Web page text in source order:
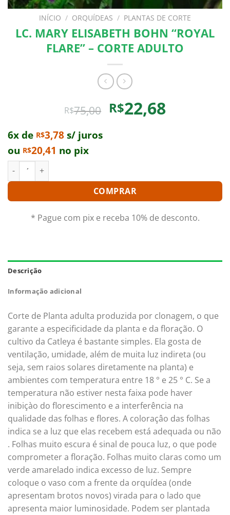
INÍCIO / ORQUÍDEAS / PLANTAS DE CORTE
LC. MARY ELISABETH BOHN “ROYAL
FLARE” – CORTE ADULTO
R$75,00 O
preço
R$22,68O
preço
6x de R$3,78s/ juros
ou R$20,41 no pix
LC. MARY ELISABETH BOHN "ROYAL FLARE" - CORTE
COMPRAR
* Pague com pix e receba 10% de desconto.
Descrição
Informação adicional
Corte de Planta adulta produzida por clonagem, o que
garante a especificidade da planta e da floração. O
cultivo da Catleya é bastante simples. Ela gosta de
ventilação, umidade, além de muita luz indireta (ou
seja, sem raios solares diretamente na planta) e
ambientes com temperatura entre 18 ° e 25 ° C. Se a
temperatura não estiver nesta faixa pode haver
inibiçào do florescimento e a interferência na
qualidade das folhas e flores. A coloraçâo das folhas
indica se a luz que elas recebem está adequada ou não
. Folhas muito escura é sinal de pouca luz, o que pode
comprometer a floração. Folhas muito claras como um
verde amarelado indica excesso de luz. Sempre
coloque o vaso com a frente da orquídea (onde
apresentam brotos novos) virada para o lado que
apresenta maior luminosidade. Podem ser plantada